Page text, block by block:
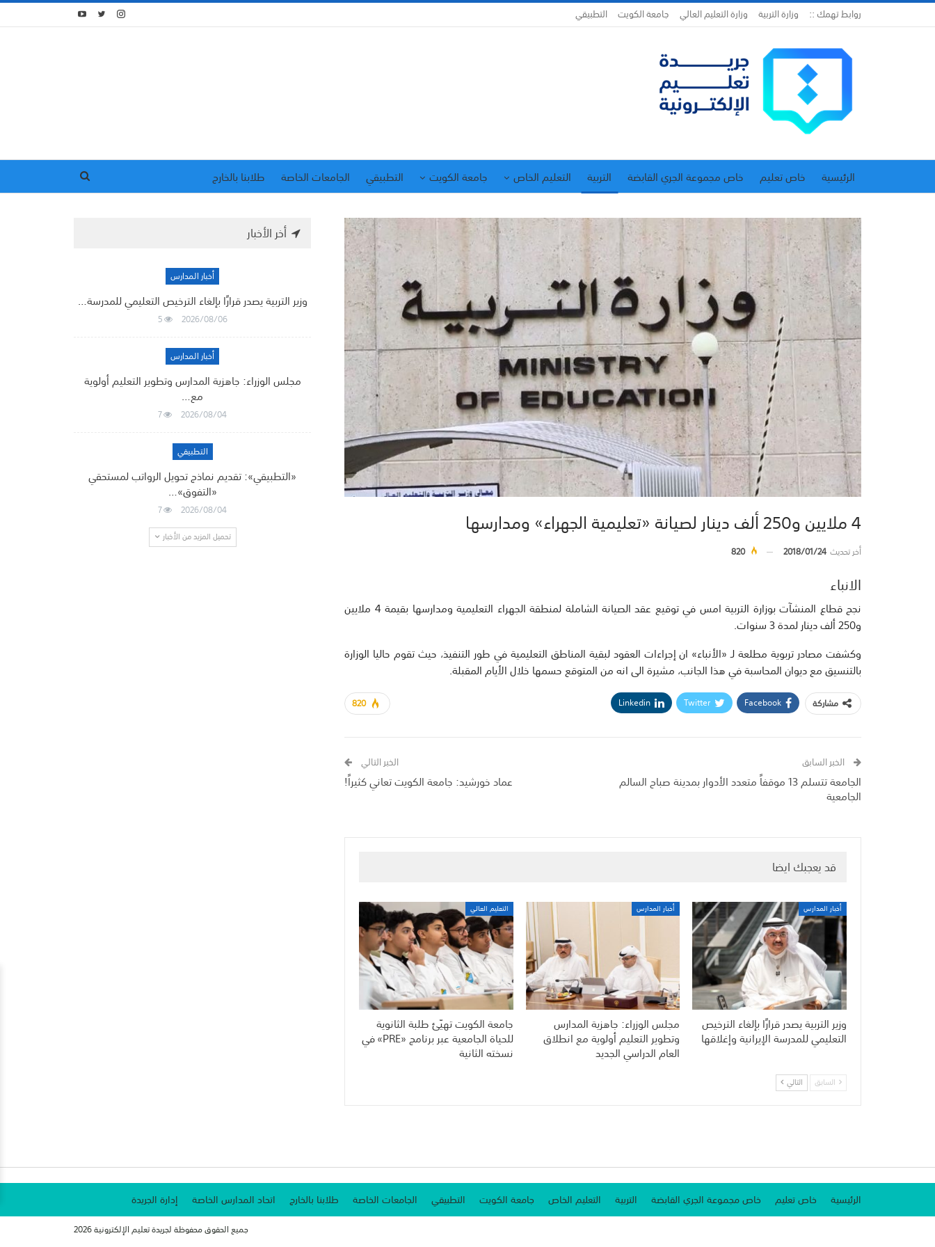
روابط تهمك :: وزارة التربية وزارة التعليم العالي جامعة الكويت التطبيقي
الرئيسية خاص تعليم خاص مجموعة الجري القابضة التربية التعليم الخاص جامعة الكويت التطبيقي الجامعات الخاصة
طلابنا بالخارج
4 ملايين و250 ألف دينار لصيانة «تعليمية الجهراء» ومدارسها
أخر تحديث2018/01/24
820
الانباء
نجح قطاع المنشآت بوزارة التربية امس في توقيع عقد الصيانة الشاملة لمنطقة الجهراء التعليمية ومدارسها بقيمة 4 ملايين
و250 ألف دينار لمدة 3 سنوات.
وكشفت مصادر تربوية مطلعة لـ «الأنباء» ان إجراءات العقود لبقية المناطق التعليمية في طور التنفيذ، حيث تقوم حاليا الوزارة
بالتنسيق مع ديوان المحاسبة في هذا الجانب، مشيرة الى انه من المتوقع حسمها خلال الأيام المقبلة.
820 مشاركة Facebook
Twitter
Linkedin
الخبر السابق
الجامعة تتسلم 13 موقفاً متعدد الأدوار بمدينة صباح السالم
الجامعية
الخبر التالي
عماد خورشيد: جامعة الكويت تعاني كثيراً!
قد يعجبك ايضا
أخبار المدارس
وزير التربية يصدر قرارًا بإلغاء الترخيص
التعليمي للمدرسة الإيرانية وإغلاقها
أخبار المدارس
مجلس الوزراء: جاهزية المدارس
وتطوير التعليم أولوية مع انطلاق
العام الدراسي الجديد
التعليم العالي
جامعة الكويت تهيّئ طلبة الثانوية
للحياة الجامعية عبر برنامج «PRE» في
نسخته الثانية
السابق التالي
أخر الأخبار
أخبار المدارس
وزير التربية يصدر قرارًا بإلغاء الترخيص التعليمي للمدرسة…
2026/08/06
5
أخبار المدارس
مجلس الوزراء: جاهزية المدارس وتطوير التعليم أولوية
مع…
2026/08/04
7
التطبيقي
«التطبيقي»: تقديم نماذج تحويل الرواتب لمستحقي
«التفوق»…
2026/08/04
7
تحميل المزيد من الأخبار
الرئيسية خاص تعليم خاص مجموعة الجري القابضة التربية التعليم الخاص جامعة الكويت التطبيقي الجامعات الخاصة طلابنا بالخارج اتحاد المدارس الخاصة إدارة الجريدة
جميع الحقوق محفوظة لجريدة تعليم الإلكترونية 2026